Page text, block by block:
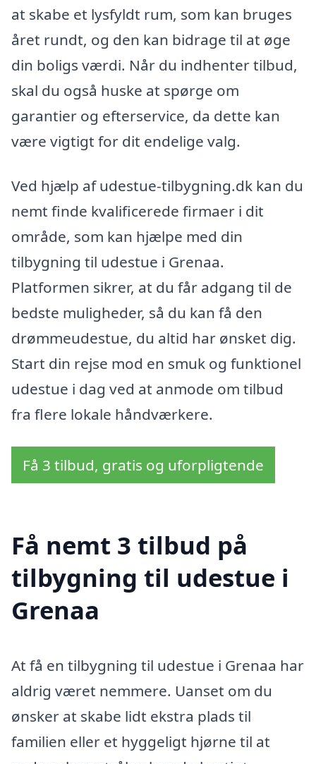
at skabe et lysfyldt rum, som kan bruges
året rundt, og den kan bidrage til at øge
din boligs værdi. Når du indhenter tilbud,
skal du også huske at spørge om
garantier og efterservice, da dette kan
være vigtigt for dit endelige valg.
Ved hjælp af udestue-tilbygning.dk kan du
nemt finde kvalificerede firmaer i dit
område, som kan hjælpe med din
tilbygning til udestue i Grenaa.
Platformen sikrer, at du får adgang til de
bedste muligheder, så du kan få den
drømmeudestue, du altid har ønsket dig.
Start din rejse mod en smuk og funktionel
udestue i dag ved at anmode om tilbud
fra flere lokale håndværkere.
Få 3 tilbud, gratis og uforpligtende
Få nemt 3 tilbud på
tilbygning til udestue i
Grenaa
At få en tilbygning til udestue i Grenaa har
aldrig været nemmere. Uanset om du
ønsker at skabe lidt ekstra plads til
familien eller et hyggeligt hjørne til at